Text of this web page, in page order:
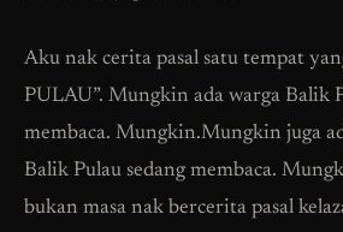
Aku nak cerita pasal satu tempat
PULAU”. Mungkin ada warga Balik
membaca. Mungkin.Mungkin juga
Balik Pulau sedang membaca.
bukan masa nak bercerita pasal